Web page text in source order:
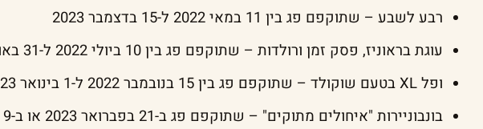
רבע לשבע – שתוקפם פג בין 11 במאי 2022 ל-15 בדצמבר 2023
עוגת בראוניז, פסק זמן ורולדות – שתוקפם פג בין 10 ביולי 2022 ל-31 באוגוסט 2023
ופל XL בטעם שוקולד – שתוקפם פג בין 15 בנובמבר 2022 ל-1 בינואר 2023